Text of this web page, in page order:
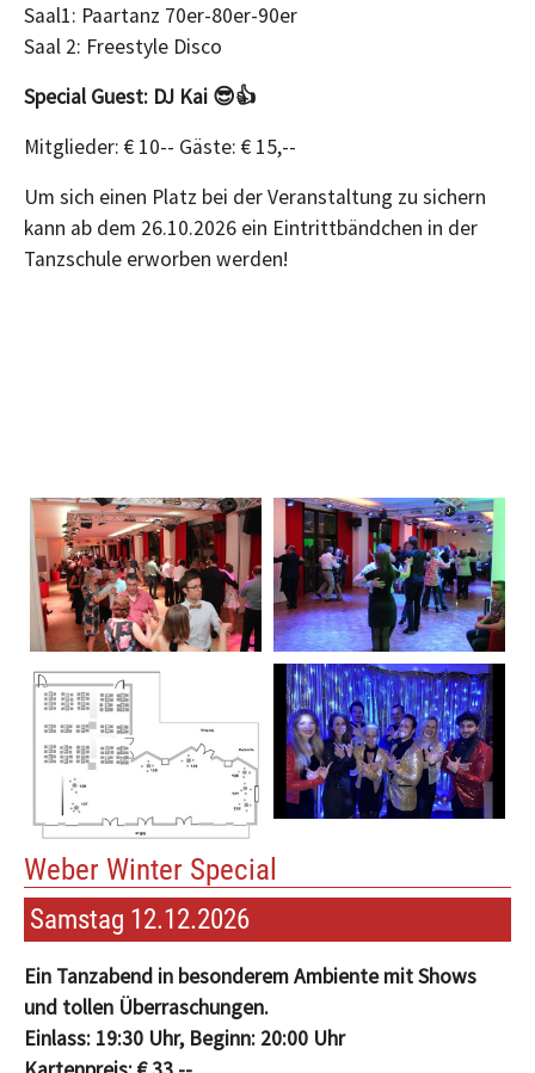
Saal1: Paartanz 70er-80er-90er
Saal 2: Freestyle Disco
Special Guest: DJ Kai 😎👍
Mitglieder: € 10-- Gäste: € 15,--
Um sich einen Platz bei der Veranstaltung zu sichern
kann ab dem 26.10.2026 ein Eintrittbändchen in der
Tanzschule erworben werden!
Weber Winter Special
Samstag 12.12.2026
Ein Tanzabend in besonderem Ambiente mit Shows
und tollen Überraschungen.
Einlass: 19:30 Uhr, Beginn: 20:00 Uhr